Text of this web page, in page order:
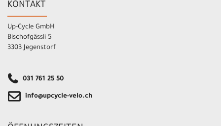
KONTAKT
Up-Cycle GmbH
Bischofgässli 5
3303 Jegenstorf
031 761 25 50
info@upcycle-velo.ch